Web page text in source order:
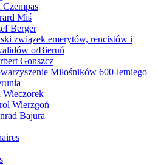
Czempas
Miś
Berger
związek emerytów, rencistów i
o/Bieruń
Gonszcz
Miłośników 600-letniego
Wieczorek
Wierzgoń
Bajura